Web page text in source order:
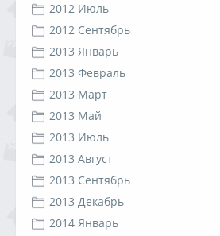
2012 Июль
2012 Сентябрь
2013 Январь
2013 Февраль
2013 Март
2013 Май
2013 Июль
2013 Август
2013 Сентябрь
2013 Декабрь
2014 Январь